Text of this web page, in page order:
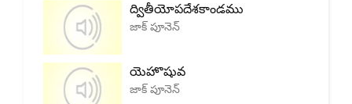
ద్వితీయోపదేశకాండము
జాక్ పూనెన్
యెహొషువ
జాక్ పూనెన్